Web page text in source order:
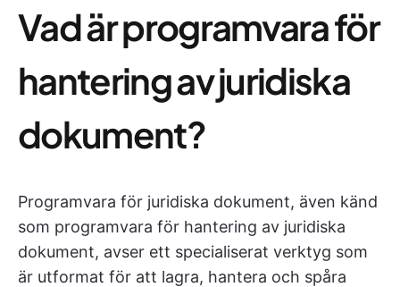
Vad är programvara för
hantering av juridiska
dokument?
Programvara för juridiska dokument, även känd
som programvara för hantering av juridiska
dokument, avser ett specialiserat verktyg som
är utformat för att lagra, hantera och spåra